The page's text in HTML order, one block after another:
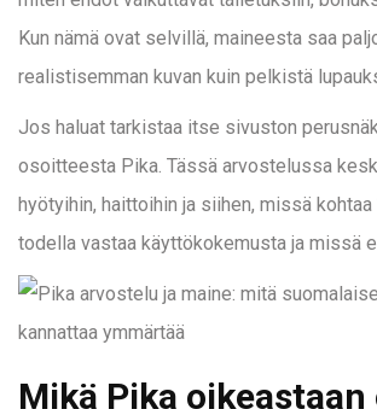
Kun nämä ovat selvillä, maineesta saa
realistisemman kuvan kuin pelkistä
Jos haluat tarkistaa itse sivuston
osoitteesta Pika. Tässä arvostelussa
hyötyihin, haittoihin ja siihen, missä kohtaa
todella vastaa käyttökokemusta ja missä
Mikä Pika oikeastaan